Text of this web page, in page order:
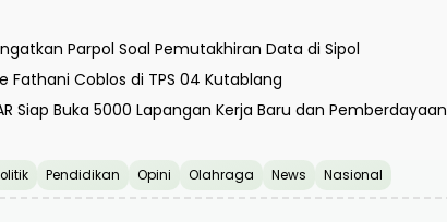
Parpol Soal Pemutakhiran Data di Sipol
Fathani Coblos di TPS 04 Kutablang
Siap Buka 5000 Lapangan Kerja Baru dan Pemberdayaan
Pendidikan Opini Olahraga News Nasional